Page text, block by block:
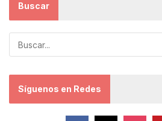
Buscar
Síguenos en Redes